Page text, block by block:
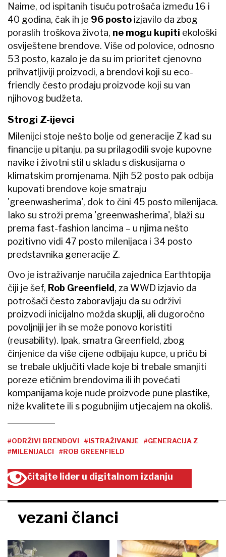
Naime, od ispitanih tisuću potrošača između 16 i
40 godina, čak ih je 96 posto izjavilo da zbog
poraslih troškova života, ne mogu kupiti ekološki
osviještene brendove. Više od polovice, odnosno
53 posto, kazalo je da su im prioritet cjenovno
prihvatljiviji proizvodi, a brendovi koji su eco-
friendly često prodaju proizvode koji su van
njihovog budžeta.
Strogi Z-ijevci
Milenijci stoje nešto bolje od generacije Z kad su
financije u pitanju, pa su prilagodili svoje kupovne
navike i životni stil u skladu s diskusijama o
klimatskim promjenama. Njih 52 posto pak odbija
kupovati brendove koje smatraju
'greenwasherima', dok to čini 45 posto milenijaca.
Iako su stroži prema 'greenwasherima', blaži su
prema fast-fashion lancima – u njima nešto
pozitivno vidi 47 posto milenijaca i 34 posto
predstavnika generacije Z.
Ovo je istraživanje naručila zajednica Earthtopija
čiji je šef, Rob Greenfield, za WWD izjavio da
potrošači često zaboravljaju da su održivi
proizvodi inicijalno možda skuplji, ali dugoročno
povoljniji jer ih se može ponovo koristiti
(reusability). Ipak, smatra Greenfield, zbog
činjenice da više cijene odbijaju kupce, u priču bi
se trebale uključiti vlade koje bi trebale smanjiti
poreze etičnim brendovima ili ih povećati
kompanijama koje nude proizvode pune plastike,
niže kvalitete ili s pogubnijim utjecajem na okoliš.
#ODRŽIVI BRENDOVI #ISTRAŽIVANJE
#GENERACIJA Z
#MILENIJALCI
#ROB GREENFIELD
čitajte lider u digitalnom izdanju
vezani članci